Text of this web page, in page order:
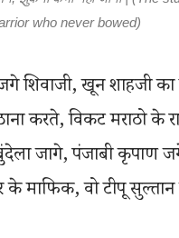
who never bowed)
शिवाजी, खून शाहजी का
करते, विकट मराठो के
जागे, पंजाबी कृपाण
के माफिक, वो टीपू